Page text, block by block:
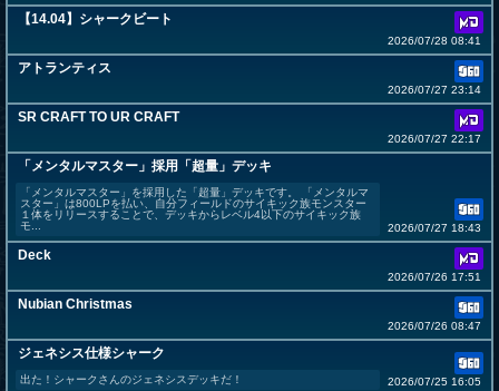
【14.04】シャークビート
2026/07/28 08:41
アトランティス
2026/07/27 23:14
SR CRAFT TO UR CRAFT
2026/07/27 22:17
「メンタルマスター」採用「超量」デッキ
「メンタルマスター」を採用した「超量」デッキです。 「メンタルマ
スター」は800LPを払い、自分フィールドのサイキック族モンスター
１体をリリースすることで、デッキからレベル4以下のサイキック族
モ...
2026/07/27 18:43
Deck
2026/07/26 17:51
Nubian Christmas
2026/07/26 08:47
ジェネシス仕様シャーク
出た！シャークさんのジェネシスデッキだ！ 2026/07/25 16:05